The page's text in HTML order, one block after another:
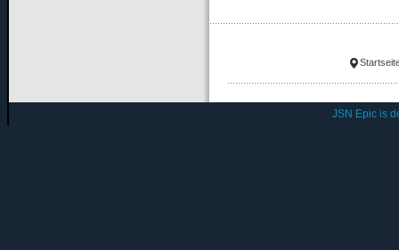
JSN Epic is